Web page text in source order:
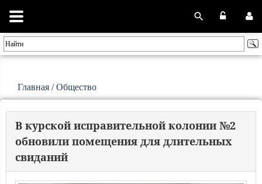
Главная /Общество
В курской исправительной колонии №2
обновили помещения для длительных
свиданий